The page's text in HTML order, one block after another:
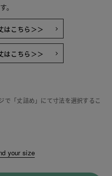
。
はこちら＞＞
はこちら＞＞
で「丈詰め」にて寸法を選択するこ
your size